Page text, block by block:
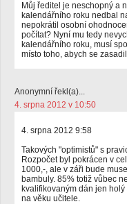
Můj ředitel je neschopný a
kalendářního roku nedbal
nepokrátil osobní
počítat? Nyní mu tedy
kalendářního roku, musí
místo toho, abych se
Anonymní řekl(a)...
4. srpna 2012 v 10:50
4. srpna 2012 9:58
Takových "optimistů" s
Rozpočet byl pokrácen v
1000,-, ale v záři bude
bambuly. 85% totiž vůbec
kvalifikovaným dán jen
na věku učitele.